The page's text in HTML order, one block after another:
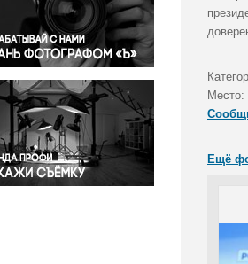
Правосудие
Происшествия и конфликты
Религия
Светская жизнь
Спорт
Экология
Экономика и бизнес
Место:
Ещё